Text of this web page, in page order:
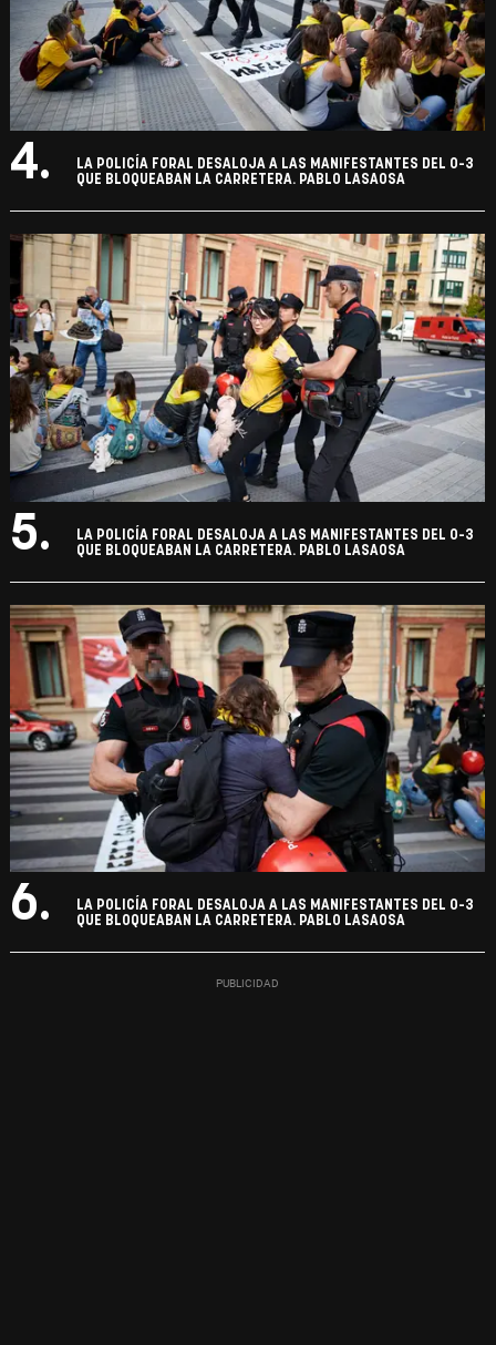
4.
LA POLICÍA FORAL DESALOJA A LAS MANIFESTANTES DEL 0-3
QUE BLOQUEABAN LA CARRETERA. PABLO LASAOSA
5.
LA POLICÍA FORAL DESALOJA A LAS MANIFESTANTES DEL 0-3
QUE BLOQUEABAN LA CARRETERA. PABLO LASAOSA
6.
LA POLICÍA FORAL DESALOJA A LAS MANIFESTANTES DEL 0-3
QUE BLOQUEABAN LA CARRETERA. PABLO LASAOSA